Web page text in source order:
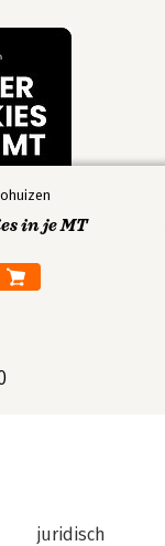
in je MT
juridisch